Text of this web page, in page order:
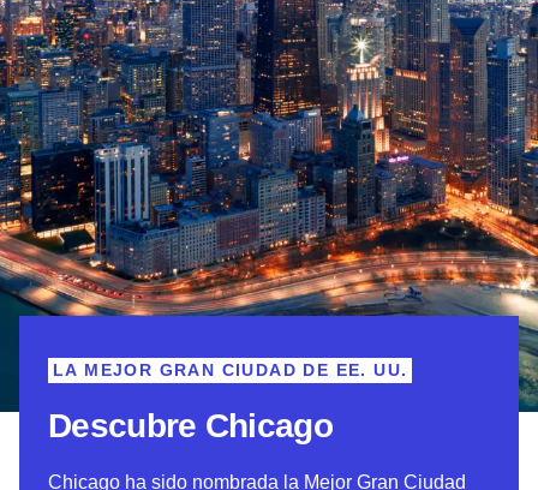
Descubre Chicago
LA MEJOR GRAN CIUDAD DE EE. UU.
Chicago ha sido nombrada la Mejor Gran Ciudad